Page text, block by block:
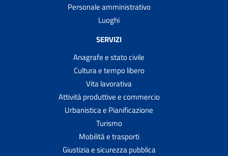
Personale amministrativo
Luoghi
SERVIZI
Anagrafe e stato civile
Cultura e tempo libero
Vita lavorativa
Attività produttive e commercio
Urbanistica e Pianificazione
Turismo
Mobilità e trasporti
Giustizia e sicurezza pubblica